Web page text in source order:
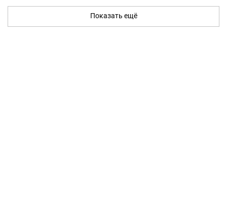
Показать ещё